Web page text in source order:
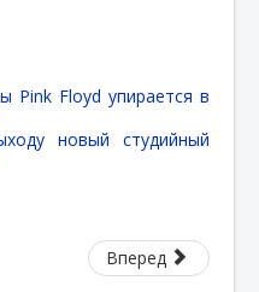
Pink Floyd упирается в
новый студийный
Вперед